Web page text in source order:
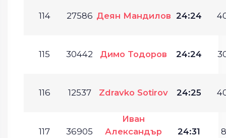
114 27586 Деян Мандилов 24:24
115 30442 Димо Тодоров 24:24
116 12537 Zdravko Sotirov 24:25
117 36905
Иван
Александър
24:31